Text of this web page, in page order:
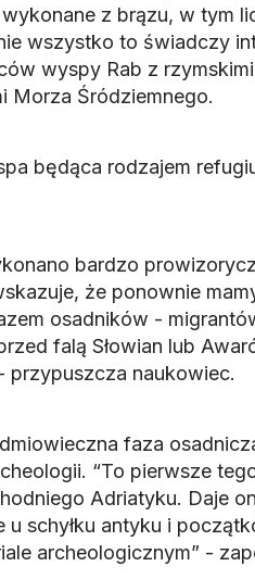
z brązu, w tym
wszystko to świadczy
wyspy Rab z
Morza Śródziemnego.
będąca rodzajem
bardzo
że ponownie
osadników -
falą Słowian lub
przypuszcza naukowiec.
faza
“To pierwsze
Adriatyku. Daje
u schyłku antyku i
archeologicznym” -